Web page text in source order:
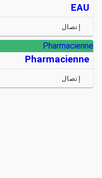
EAU
إتصال
Pharmacienne
Pharmacienne
إتصال